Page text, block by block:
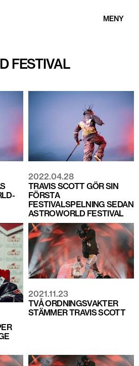
MENY
FESTIVAL
2022.04.28
TRAVIS SCOTT GÖR SIN
FÖRSTA
FESTIVALSPELNING SEDAN
ASTROWORLD FESTIVAL
2021.11.23
TVÅ ORDNINGSVAKTER
STÄMMER TRAVIS SCOTT